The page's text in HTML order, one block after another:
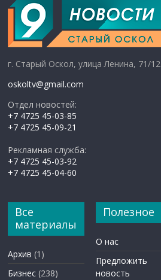
г. Старый Оскол, улица Ленина, 71/12
oskoltv@gmail.com
Отдел новостей:
+7 4725 45-03-85
+7 4725 45-09-21
Рекламная служба:
+7 4725 45-03-92
+7 4725 45-04-60
Все
материалы
Архив (1)
Бизнес (238)
Полезное
О нас
Предложить
новость